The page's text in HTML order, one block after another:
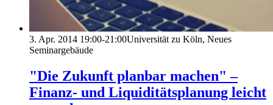
3. Apr. 2014 19:00-21:00Universität zu Köln, Neues
Seminargebäude
"Die Zukunft planbar machen" –
Finanz- und Liquiditätsplanung leicht